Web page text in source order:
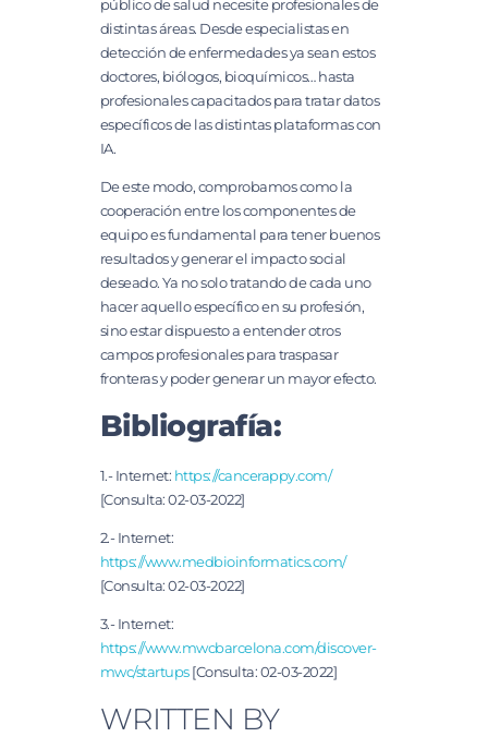
público de salud necesite profesionales de
distintas áreas. Desde especialistas en
detección de enfermedades ya sean estos
doctores, biólogos, bioquímicos… hasta
profesionales capacitados para tratar datos
específicos de las distintas plataformas con
IA.
De este modo, comprobamos como la
cooperación entre los componentes de
equipo es fundamental para tener buenos
resultados y generar el impacto social
deseado. Ya no solo tratando de cada uno
hacer aquello específico en su profesión,
sino estar dispuesto a entender otros
campos profesionales para traspasar
fronteras y poder generar un mayor efecto.
Bibliografía:
1.- Internet: https://cancerappy.com/
[Consulta: 02-03-2022]
2.- Internet:
https://www.medbioinformatics.com/
[Consulta: 02-03-2022]
3.- Internet:
https://www.mwcbarcelona.com/discover-
mwc/startups[Consulta: 02-03-2022]
WRITTEN BY